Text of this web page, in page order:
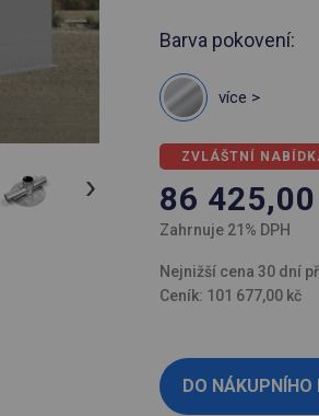
Barva pokovení:
více >
ZVLÁŠTNÍ
86 425,00
Zahrnuje 21% DPH
Nejnižší cena 30 dní
Ceník: 101 677,00 kč